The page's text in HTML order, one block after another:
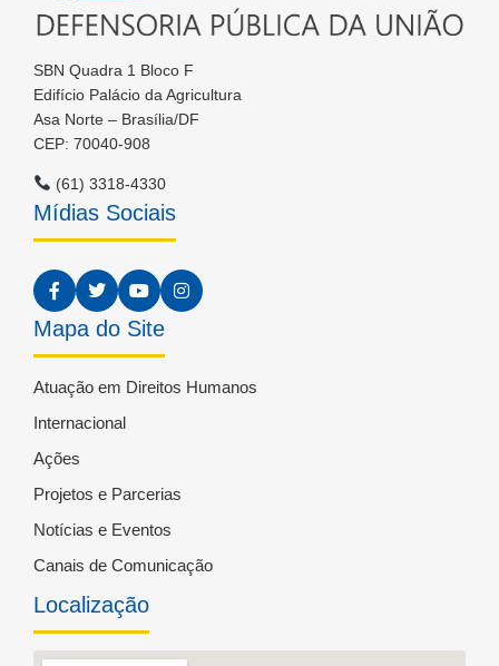
SBN Quadra 1 Bloco F
Edifício Palácio da Agricultura
Asa Norte – Brasília/DF
CEP: 70040-908
(61) 3318-4330
Mídias Sociais
Mapa do Site
Atuação em Direitos Humanos
Internacional
Ações
Projetos e Parcerias
Notícias e Eventos
Canais de Comunicação
Localização